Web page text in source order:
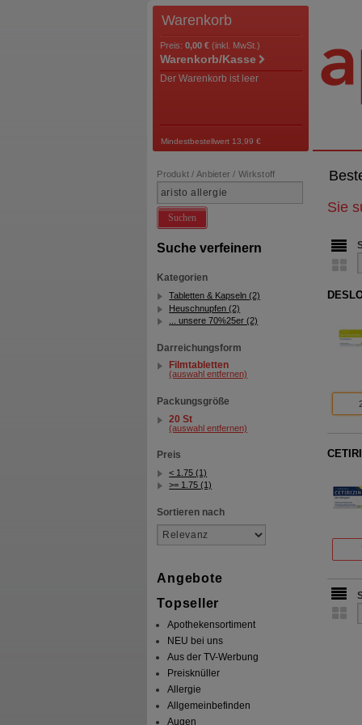
Warenkorb
Preis: 0,00 € (inkl. MwSt.)
Warenkorb/Kasse
Der Warenkorb ist leer
Mindestbestellwert 13,99 €
Produkt / Anbieter / Wirkstoff
Suchen
Suche verfeinern
Kategorien
Tabletten & Kapseln (2)
Heuschnupfen (2)
... unsere 70%25er (2)
Darreichungsform
Filmtabletten
(auswahl entfernen)
Packungsgröße
20 St
(auswahl entfernen)
Preis
< 1.75 (1)
>= 1.75 (1)
Sortieren nach
Angebote
Topseller
Apothekensortiment
NEU bei uns
Aus der TV-Werbung
Preisknüller
Allergie
Allgemeinbefinden
Augen
Sie